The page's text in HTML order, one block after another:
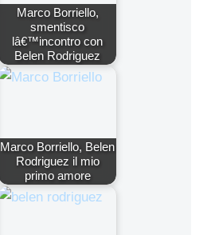
Marco Borriello,
smentisco
lâ€™incontro con
Belen Rodriguez
Marco Borriello, Belen
Rodriguez il mio
primo amore